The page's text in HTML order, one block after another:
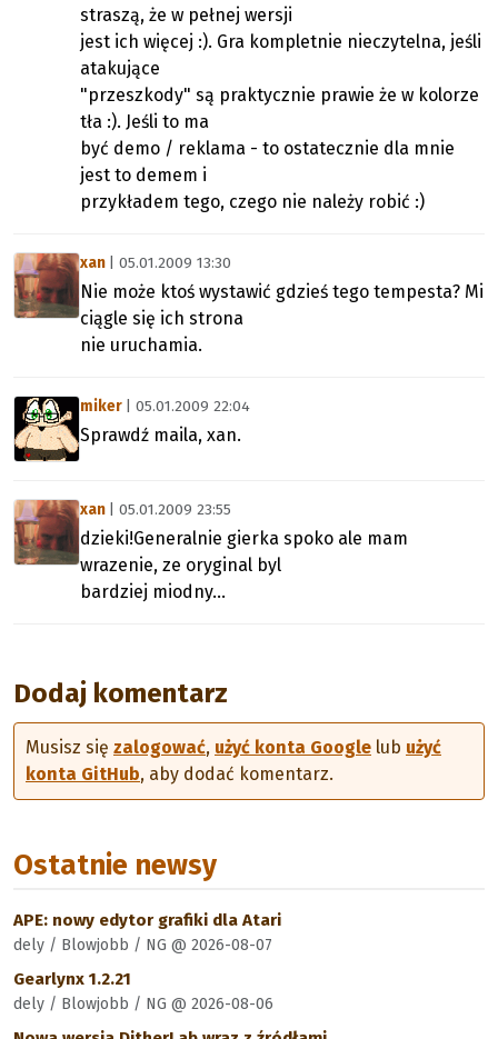
straszą, że w pełnej wersji
jest ich więcej :). Gra kompletnie nieczytelna, jeśli
atakujące
"przeszkody" są praktycznie prawie że w kolorze
tła :). Jeśli to ma
być demo / reklama - to ostatecznie dla mnie
jest to demem i
przykładem tego, czego nie należy robić :)
xan | 05.01.2009 13:30
Nie może ktoś wystawić gdzieś tego tempesta? Mi
ciągle się ich strona
nie uruchamia.
miker | 05.01.2009 22:04
Sprawdź maila, xan.
xan | 05.01.2009 23:55
dzieki!Generalnie gierka spoko ale mam
wrazenie, ze oryginal byl
bardziej miodny...
Dodaj komentarz
Musisz się zalogować, użyć konta Google lub użyć
konta GitHub, aby dodać komentarz.
Ostatnie newsy
APE: nowy edytor grafiki dla Atari
dely / Blowjobb / NG @ 2026-08-07
Gearlynx 1.2.21
dely / Blowjobb / NG @ 2026-08-06